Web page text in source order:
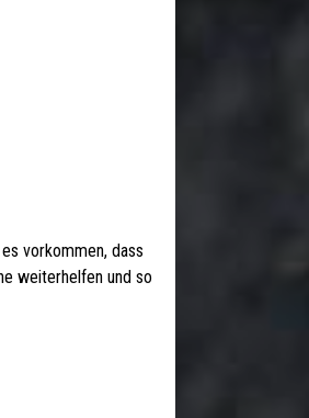
vorkommen, dass
weiterhelfen und so